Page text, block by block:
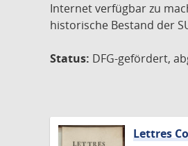
Internet verfügbar zu
historische Bestand der
Status: DFG-gefördert,
Lettres